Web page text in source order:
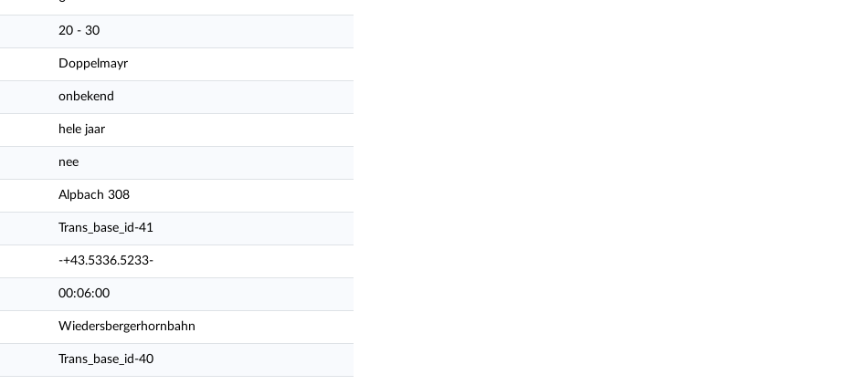
20 - 30
Doppelmayr
onbekend
hele jaar
nee
Alpbach 308
Trans_base_id-41
-+43.5336.5233-
00:06:00
Wiedersbergerhornbahn
Trans_base_id-40